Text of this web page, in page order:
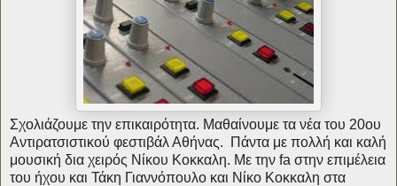
Σχολιάζουμε την επικαιρότητα. Μαθαίνουμε τα νέα του 20ου
Αντιρατσιστικού φεστιβάλ Αθήνας.
Πάντα με πολλή και καλή
μουσική δια χειρός Νίκου Κοκκαλη. Με την fa στην επιμέλεια
του ήχου και Τάκη Γιαννόπουλο και Νίκο Κοκκαλη στα